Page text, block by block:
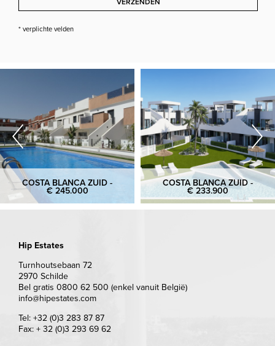
VERZENDEN
* verplichte velden
COSTA BLANCA ZUID -
€ 245.000
COSTA BLANCA ZUID -
€ 233.900
Hip Estates
Turnhoutsebaan 72
2970 Schilde
Bel gratis 0800 62 500 (enkel vanuit België)
info@hipestates.com
Tel: +32 (0)3 283 87 87
Fax: + 32 (0)3 293 69 62